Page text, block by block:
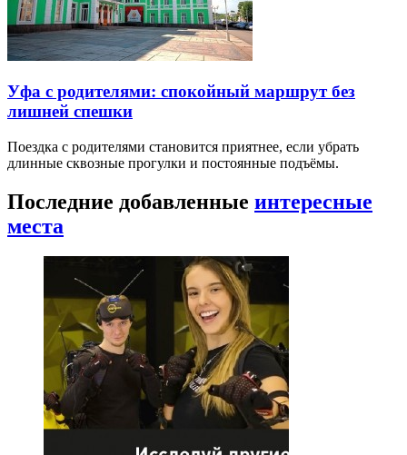
Уфа с родителями: спокойный маршрут без
лишней спешки
Поездка с родителями становится приятнее, если убрать
длинные сквозные прогулки и постоянные подъёмы.
Последние добавленные интересные
места